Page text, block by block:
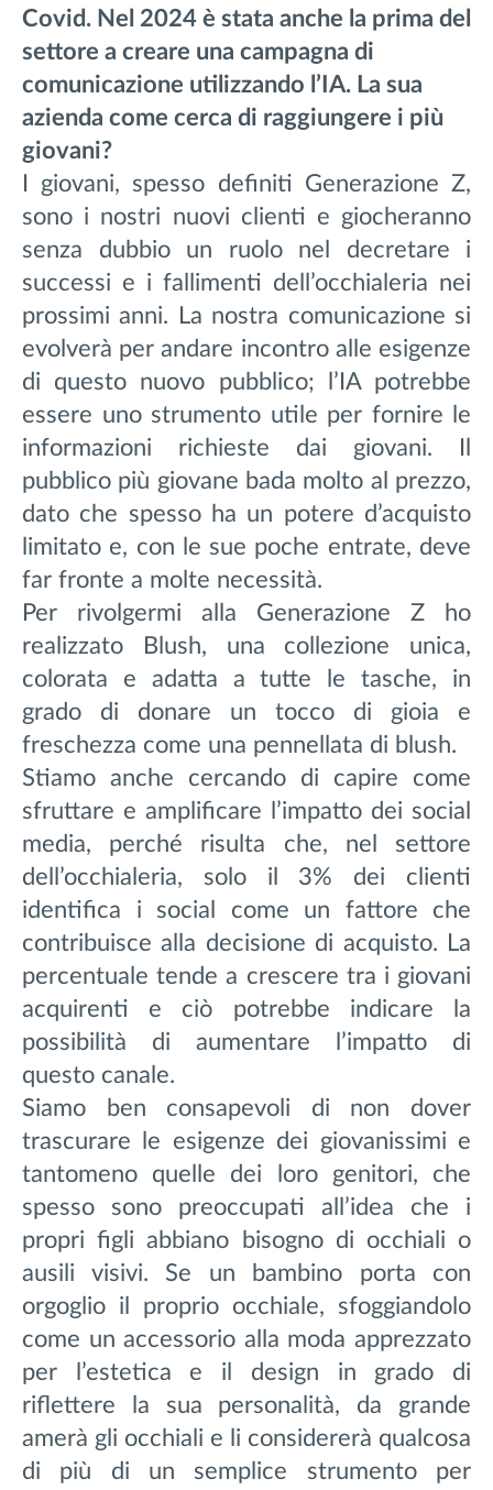
Covid. Nel 2024 è stata anche la prima del
settore a creare una campagna di
comunicazione utilizzando l’IA. La sua
azienda come cerca di raggiungere i più
giovani?
I giovani, spesso definiti Generazione Z,
sono i nostri nuovi clienti e giocheranno
senza dubbio un ruolo nel decretare i
successi e i fallimenti dell’occhialeria nei
prossimi anni. La nostra comunicazione si
evolverà per andare incontro alle esigenze
di questo nuovo pubblico; l’IA potrebbe
essere uno strumento utile per fornire le
informazioni richieste dai giovani. Il
pubblico più giovane bada molto al prezzo,
dato che spesso ha un potere d’acquisto
limitato e, con le sue poche entrate, deve
far fronte a molte necessità.
Per rivolgermi alla Generazione Z ho
realizzato Blush, una collezione unica,
colorata e adatta a tutte le tasche, in
grado di donare un tocco di gioia e
freschezza come una pennellata di blush.
Stiamo anche cercando di capire come
sfruttare e amplificare l’impatto dei social
media, perché risulta che, nel settore
dell’occhialeria, solo il 3% dei clienti
identifica i social come un fattore che
contribuisce alla decisione di acquisto. La
percentuale tende a crescere tra i giovani
acquirenti e ciò potrebbe indicare la
possibilità di aumentare l’impatto di
questo canale.
Siamo ben consapevoli di non dover
trascurare le esigenze dei giovanissimi e
tantomeno quelle dei loro genitori, che
spesso sono preoccupati all’idea che i
propri figli abbiano bisogno di occhiali o
ausili visivi. Se un bambino porta con
orgoglio il proprio occhiale, sfoggiandolo
come un accessorio alla moda apprezzato
per l’estetica e il design in grado di
riflettere la sua personalità, da grande
amerà gli occhiali e li considererà qualcosa
di più di un semplice strumento per